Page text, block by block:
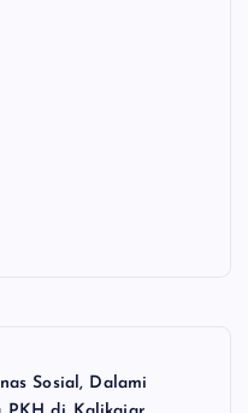
Sosial, Dalami